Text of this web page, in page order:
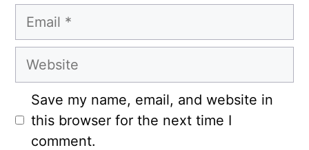
Email
Website
Save my name, email, and website in
this browser for the next time I
comment.